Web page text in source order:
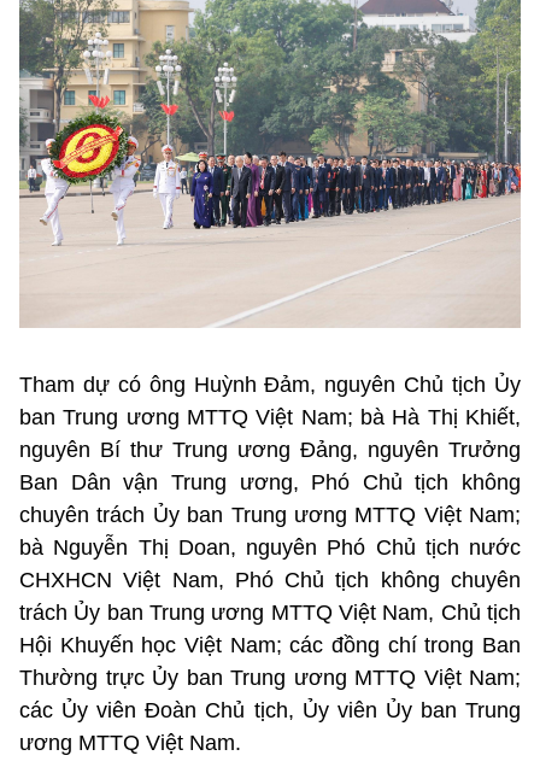
Tham dự có ông Huỳnh Đảm, nguyên Chủ tịch Ủy
ban Trung ương MTTQ Việt Nam; bà Hà Thị Khiết,
nguyên Bí thư Trung ương Đảng, nguyên Trưởng
Ban Dân vận Trung ương, Phó Chủ tịch không
chuyên trách Ủy ban Trung ương MTTQ Việt Nam;
bà Nguyễn Thị Doan, nguyên Phó Chủ tịch nước
CHXHCN Việt Nam, Phó Chủ tịch không chuyên
trách Ủy ban Trung ương MTTQ Việt Nam, Chủ tịch
Hội Khuyến học Việt Nam; các đồng chí trong Ban
Thường trực Ủy ban Trung ương MTTQ Việt Nam;
các Ủy viên Đoàn Chủ tịch, Ủy viên Ủy ban Trung
ương MTTQ Việt Nam.